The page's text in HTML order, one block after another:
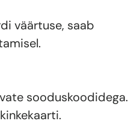
väärtuse, saab
sooduskoodidega.